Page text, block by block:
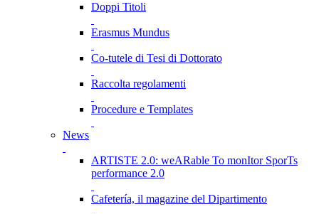
Doppi Titoli
Erasmus Mundus
Co-tutele di Tesi di Dottorato
Raccolta regolamenti
Procedure e Templates
News
ARTISTE 2.0: weARable To monItor SporTs
performance 2.0
Cafetería, il magazine del Dipartimento